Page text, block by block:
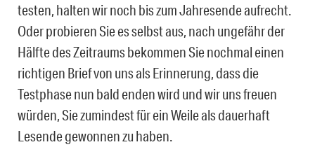
testen, halten wir noch bis zum Jahresende aufrecht.
Oder probieren Sie es selbst aus, nach ungefähr der
Hälfte des Zeitraums bekommen Sie nochmal einen
richtigen Brief von uns als Erinnerung, dass die
Testphase nun bald enden wird und wir uns freuen
würden, Sie zumindest für ein Weile als dauerhaft
Lesende gewonnen zu haben.